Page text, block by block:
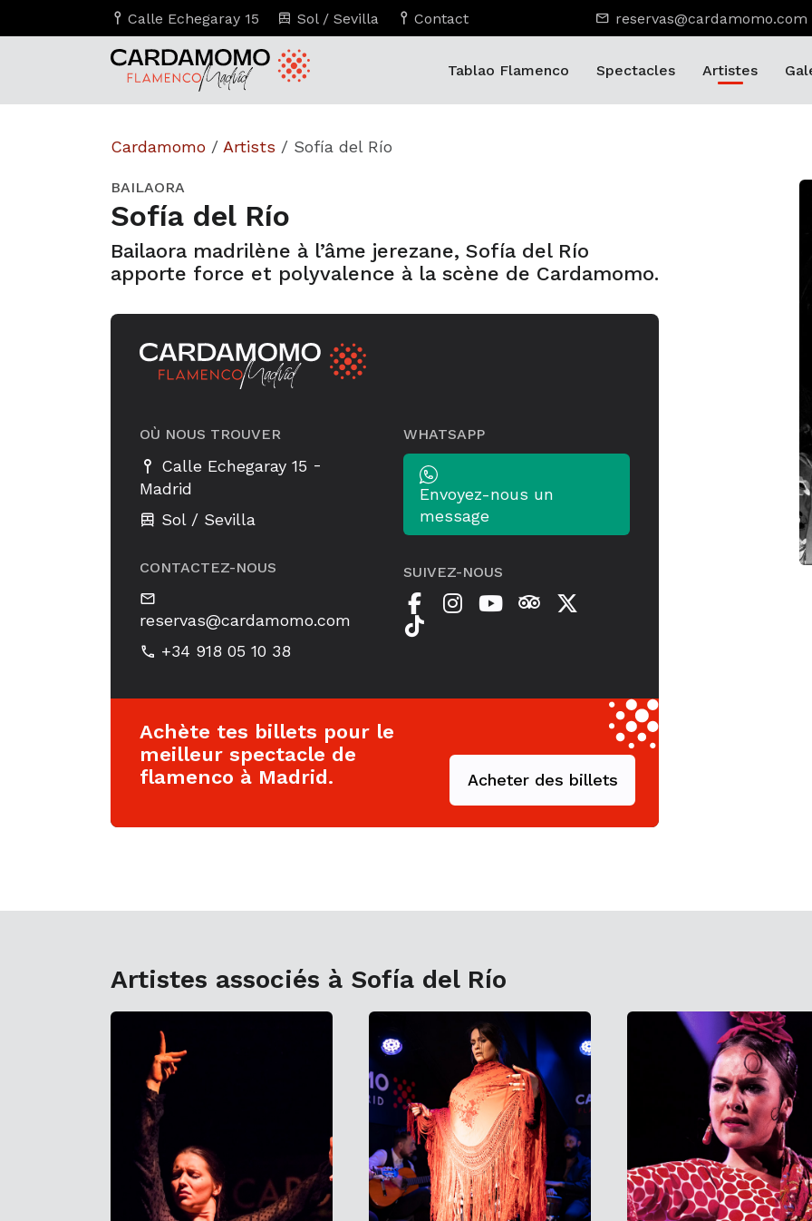
Calle Echegaray 15 Sol / Sevilla Contact reservas@cardamomo.com
Tablao Flamenco Spectacles Artistes
Cardamomo / Artists / Sofía del Río
BAILAORA
Sofía del Río
Bailaora madrilène à l’âme jerezane, Sofía del Río
apporte force et polyvalence à la scène de Cardamomo.
OÙ NOUS TROUVER
Calle Echegaray 15 -
Madrid
Sol / Sevilla
CONTACTEZ-NOUS
reservas@cardamomo.com
+34 918 05 10 38
WHATSAPP
Envoyez-nous un
message
SUIVEZ-NOUS
Achète tes billets pour le
meilleur spectacle de
flamenco à Madrid.
Acheter des billets
Artistes associés à Sofía del Río